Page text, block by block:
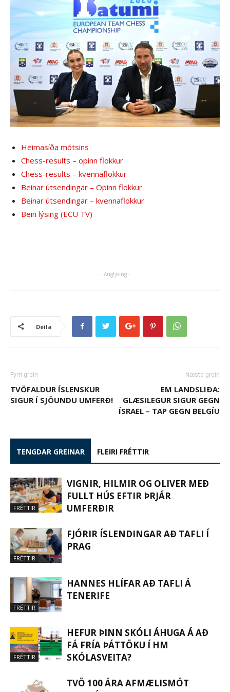
Heimasíða mótsins
Chess-results – opinn flokkur
Chess-results – kvennaflokkur
Beinar útsendingar – Opinn flokkur
Beinar útsendingar – kvennaflokkur
Bein lýsing (ECU TV)
- Auglýsing -
Deila
Fyrri grein
TVÖFALDUR ÍSLENSKUR
SIGUR Í SJÖUNDU UMFERÐ!
Næsta grein
EM LANDSLIÐA:
GLÆSILEGUR SIGUR GEGN
ÍSRAEL – TAP GEGN BELGÍU
TENGDAR GREINAR FLEIRI FRÉTTIR
FRÉTTIR
VIGNIR, HILMIR OG OLIVER MEÐ
FULLT HÚS EFTIR ÞRJÁR
UMFERÐIR
FRÉTTIR
FJÓRIR ÍSLENDINGAR AÐ TAFLI Í
PRAG
FRÉTTIR
HANNES HLÍFAR AÐ TAFLI Á
TENERIFE
FRÉTTIR
HEFUR ÞINN SKÓLI ÁHUGA Á AÐ
FÁ FRÍA ÞÁTTÖKU Í HM
SKÓLASVEITA?
TVÖ 100 ÁRA AFMÆLISMÓT